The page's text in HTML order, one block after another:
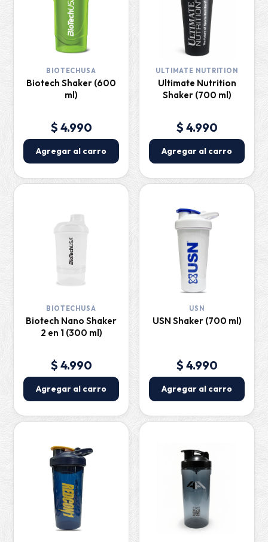
BIOTECHUSA
Biotech Shaker (600
ml)
$ 4.990
Agregar al carro
ULTIMATE NUTRITION
Ultimate Nutrition
Shaker (700 ml)
$ 4.990
Agregar al carro
BIOTECHUSA
Biotech Nano Shaker
2 en 1 (300 ml)
$ 4.990
Agregar al carro
USN
USN Shaker (700 ml)
$ 4.990
Agregar al carro